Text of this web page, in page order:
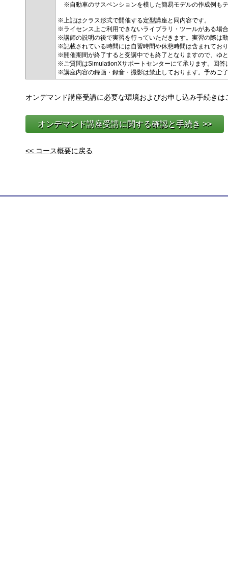
※自動車のサスペンションを模した簡易モデルの作成例も
※上記はクラス形式で開催する定型講座と同内容です。
※ライセンス上ご利用できないライブラリ・ツールがある場
※講師の説明の後で実習を行っていただきます。実習の際は
※記載されている時間には自習時間や休憩時間は含まれてお
※開催期間が終了すると受講中でも終了となりますので、ゆ
※ご質問はSimulationXサポートセンターにて承ります。回
※講座内容の録画・録音・撮影は禁止しております。予めご
オンデマンド講座受講に必要な環境およびお申し込み手続きは
オンデマンド講座受講に関する確認と手続き >>
<< コース概要に戻る